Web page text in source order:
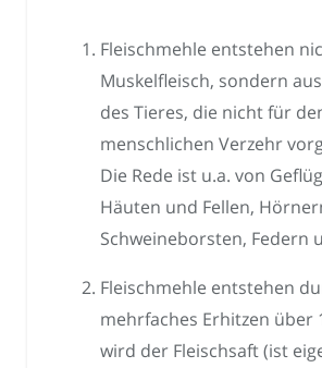
Fleischmehle entstehen
Muskelfleisch, sondern
des Tieres, die nicht für
menschlichen Verzehr
Die Rede ist u.a. von
Häuten und Fellen,
Schweineborsten, Federn
Fleischmehle entstehen
mehrfaches Erhitzen über
wird der Fleischsaft (ist